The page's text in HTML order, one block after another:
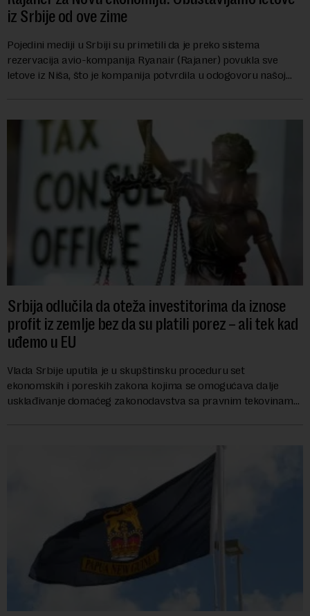
iz Srbije od ove zime
Pojedini mediji u Srbiji su primetili da je preko sistema
rezervacija avio-kompanija Ryanair (Rajaner) povukla sve
letove iz Niša, što je kompanija potvrdila u odogovoru našoj
Srbija odlučila da oteža investitorima da iznose
profit iz zemlje bez da su platili porez – ali tek kad
uđemo u EU
Vlada Srbije uputila je u skupštinsku proceduru set
ekonomskih i poreskih zakona kojima se omogućava dalje
usklađivanje domaćeg zakonodavstva sa pravnim tekovinama